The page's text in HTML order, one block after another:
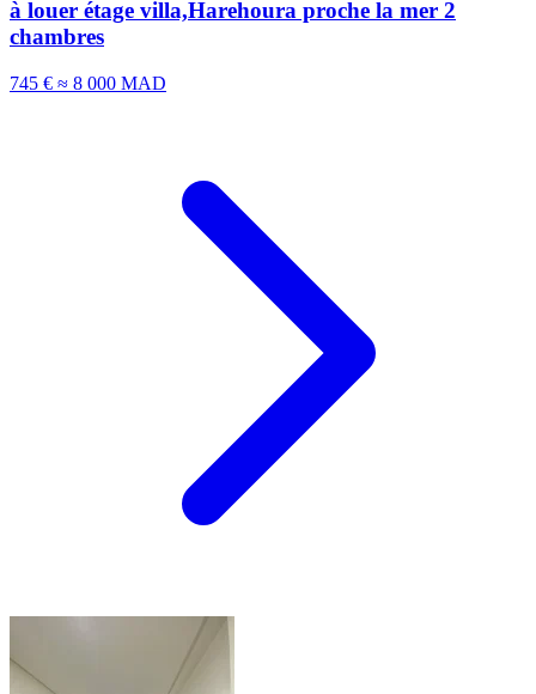
à louer étage villa,Harehoura proche la mer 2
chambres
745 € ≈ 8 000 MAD